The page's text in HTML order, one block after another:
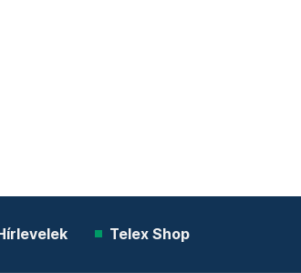
Telex Shop